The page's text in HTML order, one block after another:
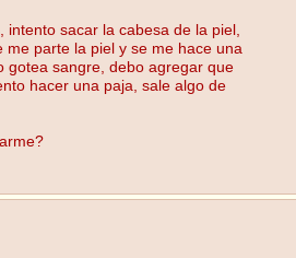
intento sacar la cabesa de la piel,
me parte la piel y se me hace una
gotea sangre, debo agregar que
hacer una paja, sale algo de